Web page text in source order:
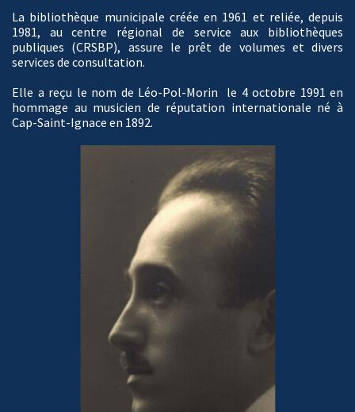
La bibliothèque municipale créée en 1961 et reliée, depuis
1981, au centre régional de service aux bibliothèques
publiques (CRSBP), assure le prêt de volumes et divers
services de consultation.
Elle a reçu le nom de Léo-Pol-Morin le 4 octobre 1991 en
hommage au musicien de réputation internationale né à
Cap-Saint-Ignace en 1892.